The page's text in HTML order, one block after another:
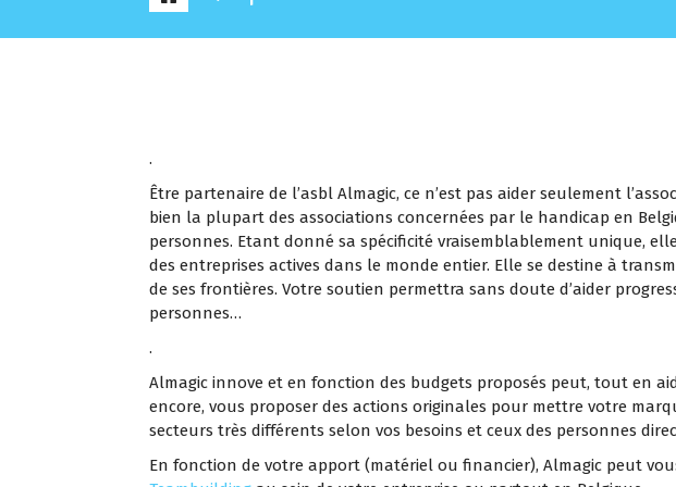
.
Être partenaire de l’asbl Almagic, ce n’est pas aider seulement
bien la plupart des associations concernées par le handicap en
personnes. Etant donné sa spécificité vraisemblablement unique,
des entreprises actives dans le monde entier. Elle se destine à
de ses frontières. Votre soutien permettra sans doute d’aider
personnes…
.
Almagic innove et en fonction des budgets proposés peut, tout en
encore, vous proposer des actions originales pour mettre votre
secteurs très différents selon vos besoins et ceux des personnes
En fonction de votre apport (matériel ou financier), Almagic peut